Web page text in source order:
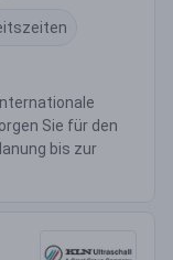
Sie für den
bis zur